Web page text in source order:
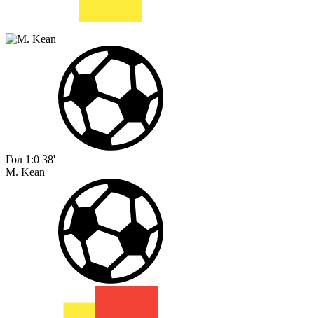
Гол 1:0 38'
M. Kean